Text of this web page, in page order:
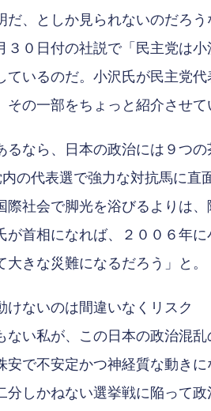
だ、としか見られないのだろ
３０日付の社説で「民主党は
ているのだ。小沢氏が民主党
の一部をちょっと紹介させて
るなら、日本の政治には９つ
の代表選で強力な対抗馬に
際社会で脚光を浴びるよりは
が首相になれば、２００６年
きな災難になるだろう」と。
ないのは間違いなくリスク
い私が、この日本の政治混
安で不安定かつ神経質な動き
しかねない選挙戦に陥って